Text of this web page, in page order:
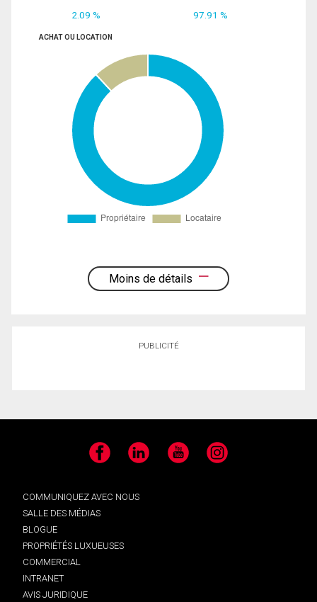
2.09 % 97.91 %
ACHAT OU LOCATION
Moins de détails
PUBLICITÉ
Facebook LinkedIn YouTube Instagram
COMMUNIQUEZ AVEC NOUS
SALLE DES MÉDIAS
BLOGUE
PROPRIÉTÉS LUXUEUSES
COMMERCIAL
INTRANET
AVIS JURIDIQUE